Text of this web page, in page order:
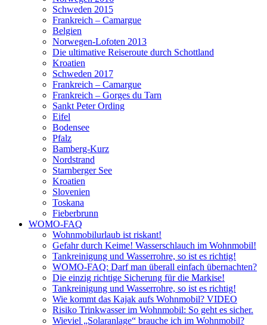
Schweden 2015
Frankreich – Camargue
Belgien
Norwegen-Lofoten 2013
Die ultimative Reiseroute durch Schottland
Kroatien
Schweden 2017
Frankreich – Camargue
Frankreich – Gorges du Tarn
Sankt Peter Ording
Eifel
Bodensee
Pfalz
Bamberg-Kurz
Nordstrand
Starnberger See
Kroatien
Slovenien
Toskana
Fieberbrunn
WOMO-FAQ
Wohnmobilurlaub ist riskant!
Gefahr durch Keime! Wasserschlauch im Wohnmobil!
Tankreinigung und Wasserrohre, so ist es richtig!
WOMO-FAQ: Darf man überall einfach übernachten?
Die einzig richtige Sicherung für die Markise!
Tankreinigung und Wasserrohre, so ist es richtig!
Wie kommt das Kajak aufs Wohnmobil? VIDEO
Risiko Trinkwasser im Wohnmobil: So geht es sicher.
Wieviel „Solaranlage“ brauche ich im Wohnmobil?